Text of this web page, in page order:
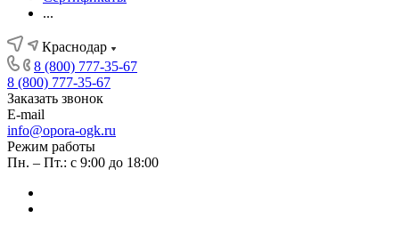
...
Краснодар
8 (800) 777-35-67
8 (800) 777-35-67
Заказать звонок
E-mail
info@opora-ogk.ru
Режим работы
Пн. – Пт.: с 9:00 до 18:00